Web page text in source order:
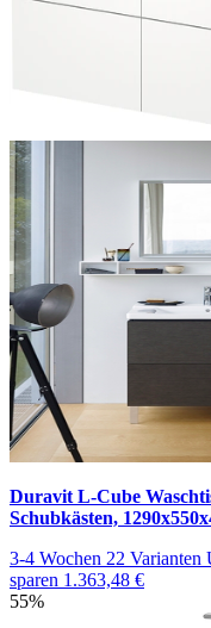
Duravit L-Cube
Schubkästen,
3-4 Wochen 22 Varianten
sparen 1.363,48 €
55%